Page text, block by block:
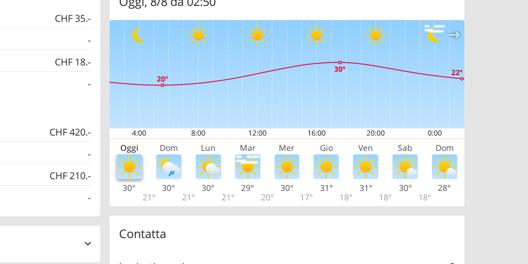
CHF 35.-
-
CHF 18.-
-
CHF 420.-
-
CHF 210.-
-
Oggi Dom Lun Mar Mer Gio Ven Sab Dom
30°
21°
30°
21°
30°
21°
29°
20°
30°
17°
31°
18°
31°
18°
30°
18°
28°
Contatta